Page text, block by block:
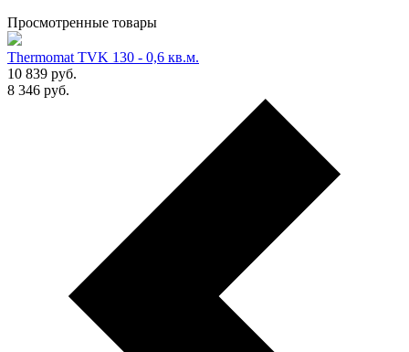
Просмотренные товары
Thermomat TVK 130 - 0,6 кв.м.
10 839 руб.
8 346 руб.